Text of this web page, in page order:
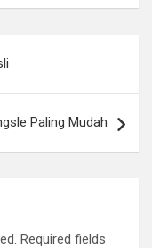
Paling Mudah
Required fields